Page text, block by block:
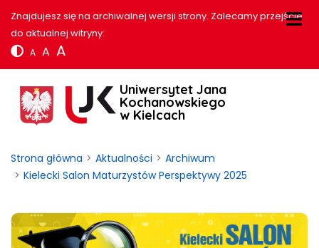
Znajdujesz się na archiwalnej wersji strony. Zalecamy przejście
do aktualnej witryny:
A A A
Uniwersytet Jana
Kochanowskiego
w Kielcach
Strona główna Aktualności
Archiwum
Kielecki Salon Maturzystów Perspektywy 2025